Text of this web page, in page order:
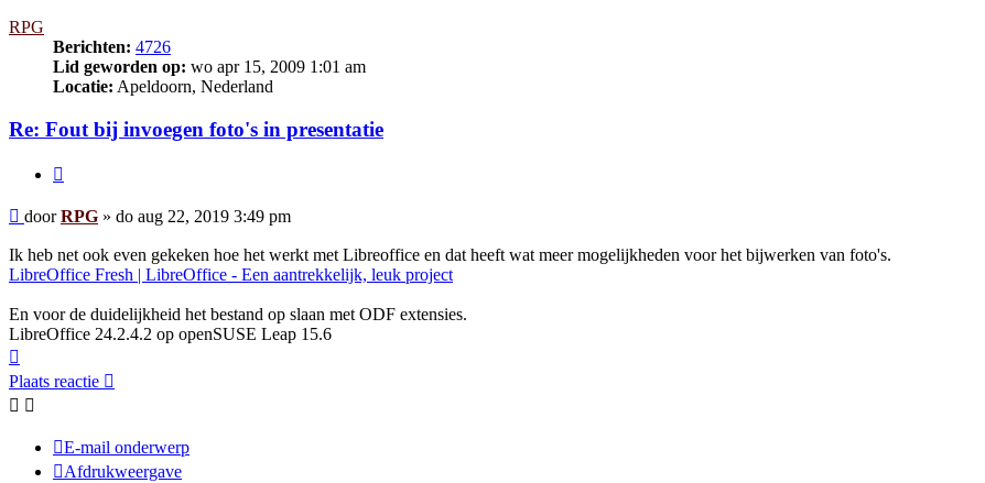
RPG
Berichten: 4726
Lid geworden op: wo apr 15, 2009 1:01 am
Locatie: Apeldoorn, Nederland
Re: Fout bij invoegen foto's in presentatie
Bericht
doorRPG » do aug 22, 2019 3:49 pm
Ik heb net ook even gekeken hoe het werkt met Libreoffice en dat heeft wat meer mogelijkheden voor het bijwerken van foto's.
LibreOffice Fresh | LibreOffice - Een aantrekkelijk, leuk project
En voor de duidelijkheid het bestand op slaan met ODF extensies.
LibreOffice 24.2.4.2 op openSUSE Leap 15.6
Plaats reactie
E-mail onderwerp
Afdrukweergave